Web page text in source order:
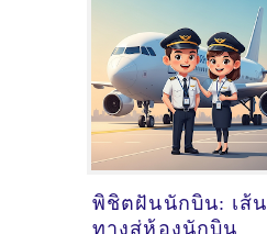
พิชิตฝันนักบิน: เส้น
ทางสู่ห้องนักบิน